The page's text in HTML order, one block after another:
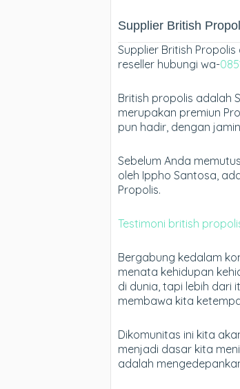
Supplier British
Supplier British
reseller hubungi wa-
British propolis adalah
merupakan premiun
pun hadir, dengan
Sebelum Anda
oleh Ippho Santosa,
Propolis.
Testimoni british
Bergabung kedalam
menata kehidupan
di dunia, tapi lebih dari
membawa kita
Dikomunitas ini kita
menjadi dasar kita
adalah